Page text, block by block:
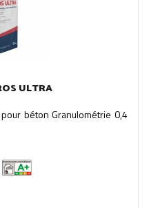
ULTRA
béton Granulométrie 0,4